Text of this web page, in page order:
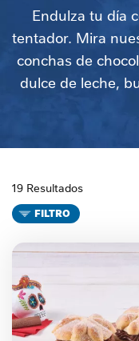
Endulza tu día
tentador. Mira
conchas de
dulce de leche,
19 Resultados
FILTRO